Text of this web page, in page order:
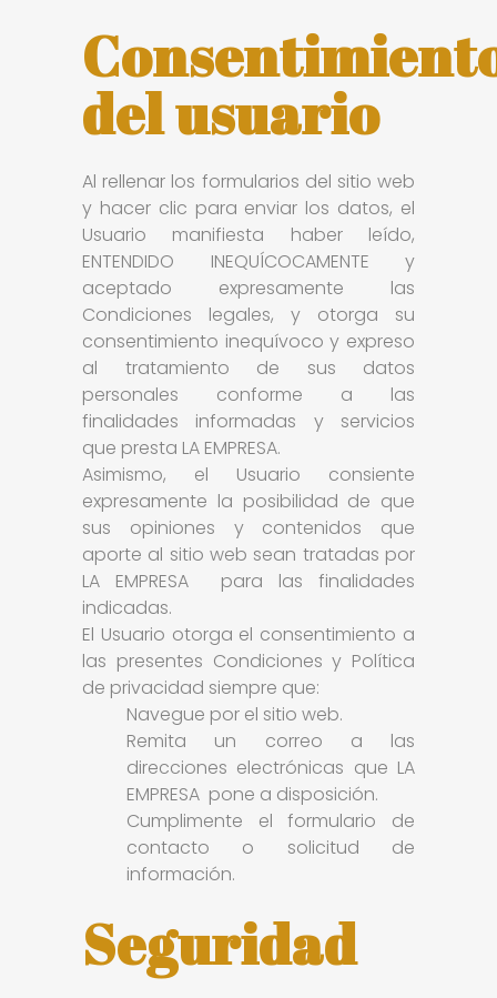
del usuario
Al rellenar los formularios del sitio web
y hacer clic para enviar los datos, el
Usuario manifiesta haber leído,
ENTENDIDO INEQUÍCOCAMENTE y
aceptado expresamente las
Condiciones legales, y otorga su
consentimiento inequívoco y expreso
al tratamiento de sus datos
personales conforme a las
finalidades informadas y servicios
que presta LA EMPRESA.
Asimismo, el Usuario consiente
expresamente la posibilidad de que
sus opiniones y contenidos que
aporte al sitio web sean tratadas por
LA EMPRESA para las finalidades
indicadas.
El Usuario otorga el consentimiento a
las presentes Condiciones y Política
de privacidad siempre que:
Navegue por el sitio web.
Remita un correo a las
direcciones electrónicas que LA
EMPRESA pone a disposición.
Cumplimente el formulario de
contacto o solicitud de
información.
Seguridad